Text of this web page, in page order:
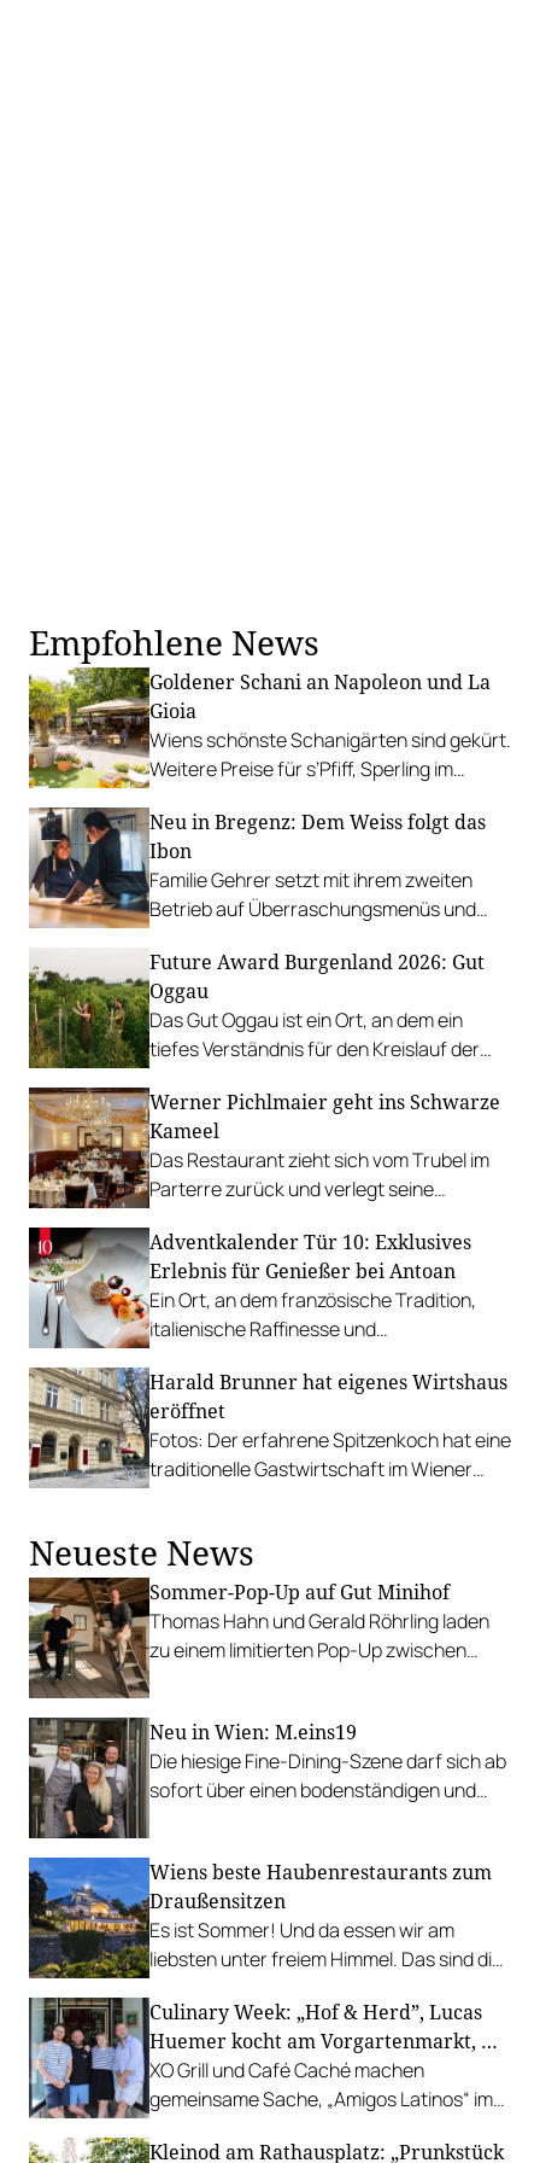
Empfohlene News
Goldener Schani an Napoleon und La
Gioia
Wiens schönste Schanigärten sind gekürt.
Weitere Preise für s’Pfiff, Sperling im
Neu in Bregenz: Dem Weiss folgt das
Ibon
Familie Gehrer setzt mit ihrem zweiten
Betrieb auf Überraschungsmenüs und
Aromen.
Future Award Burgenland 2026: Gut
Oggau
Das Gut Oggau ist ein Ort, an dem ein
tiefes Verständnis für den Kreislauf der
Werner Pichlmaier geht ins Schwarze
Kameel
Das Restaurant zieht sich vom Trubel im
Parterre zurück und verlegt seine
auch der neue Name.
Adventkalender Tür 10: Exklusives
Erlebnis für Genießer bei Antoan
Ein Ort, an dem französische Tradition,
italienische Raffinesse und
verschmelzen. Gewinnen Sie einen
Besuch im Antoan im Wert von 320 Euro.
Harald Brunner hat eigenes Wirtshaus
eröffnet
Fotos: Der erfahrene Spitzenkoch hat eine
traditionelle Gastwirtschaft im Wiener
Neueste News
Sommer-Pop-Up auf Gut Minihof
Thomas Hahn und Gerald Röhrling laden
zu einem limitierten Pop-Up zwischen
Neu in Wien: M.eins19
Die hiesige Fine-Dining-Szene darf sich ab
sofort über einen bodenständigen und
Wiens beste Haubenrestaurants zum
Draußensitzen
Es ist Sommer! Und da essen wir am
liebsten unter freiem Himmel. Das sind die
Gastgarten.
Culinary Week: „Hof & Herd”, Lucas
Huemer kocht am Vorgartenmarkt, …
XO Grill und Café Caché machen
gemeinsame Sache, „Amigos Latinos“ im
Richard Rauch kocht in der Riederalm
Kleinod am Rathausplatz: „Prunkstück